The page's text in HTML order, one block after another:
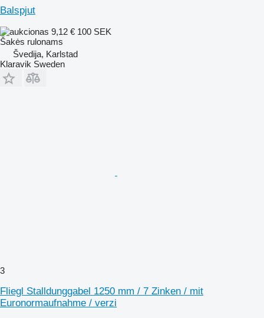
Balspjut
9,12 € 100 SEK
Šakės rulonams
Švedija, Karlstad
Klaravik Sweden
3
Fliegl Stalldunggabel 1250 mm / 7 Zinken / mit
Euronormaufnahme / verzi